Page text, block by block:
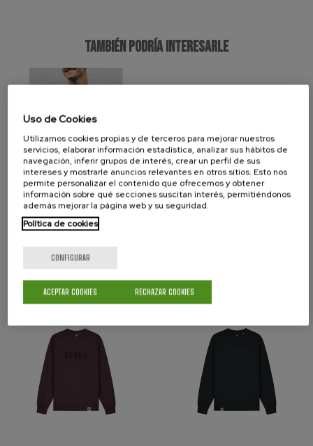
TAMBIÉN PODRÍA INTERESARLE
Sudadera Relief 2.0
Precio
50,00 €
Uso de Cookies
Utilizamos cookies propias y de terceros para mejorar nuestros
servicios, elaborar información estadística, analizar sus hábitos de
navegación, inferir grupos de interés, crear un perfil de sus
intereses y mostrarle anuncios relevantes en otros sitios. Esto nos
permite personalizar el contenido que ofrecemos y obtener
información sobre qué secciones suscitan interés, permitiéndonos
además mejorar la página web y su seguridad.
Política de cookies
CONFIGURAR
RECHAZAR COOKIES
ACEPTAR COOKIES